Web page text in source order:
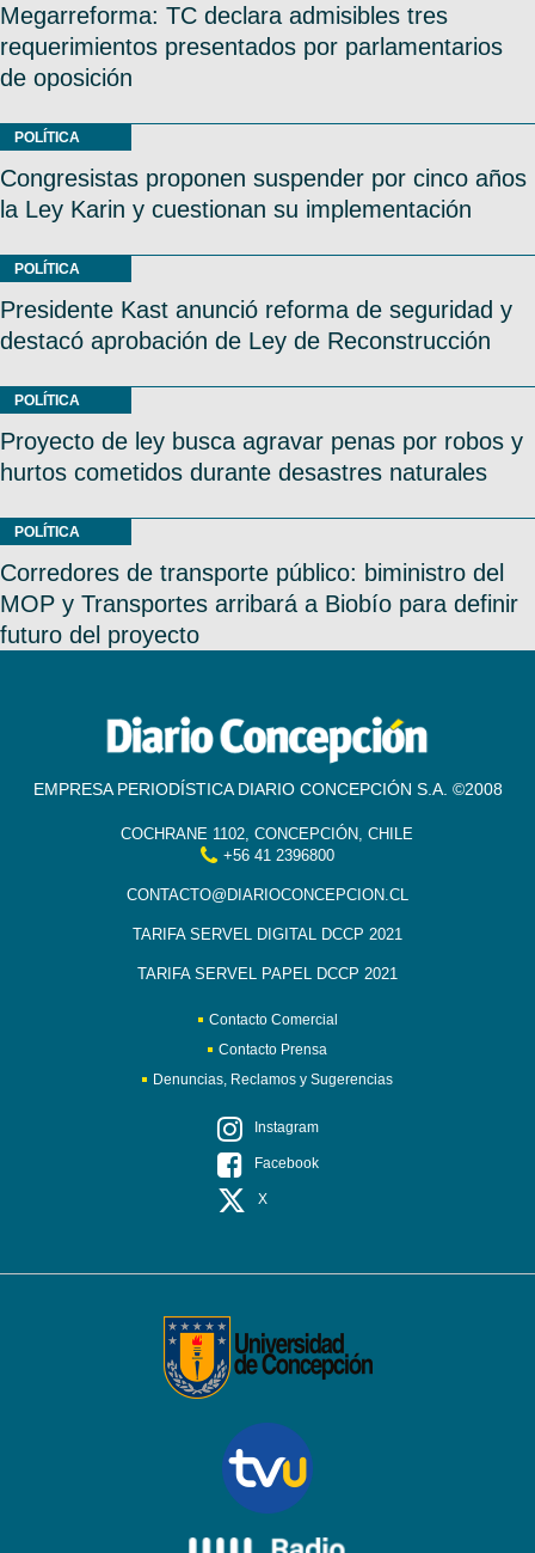
Megarreforma: TC declara admisibles tres
requerimientos presentados por parlamentarios
de oposición
POLÍTICA
Congresistas proponen suspender por cinco años
la Ley Karin y cuestionan su implementación
POLÍTICA
Presidente Kast anunció reforma de seguridad y
destacó aprobación de Ley de Reconstrucción
POLÍTICA
Proyecto de ley busca agravar penas por robos y
hurtos cometidos durante desastres naturales
POLÍTICA
Corredores de transporte público: biministro del
MOP y Transportes arribará a Biobío para definir
futuro del proyecto
EMPRESA PERIODÍSTICA DIARIO CONCEPCIÓN S.A. ©2008
COCHRANE 1102, CONCEPCIÓN, CHILE
+56 41 2396800
CONTACTO@DIARIOCONCEPCION.CL
TARIFA SERVEL DIGITAL DCCP 2021
TARIFA SERVEL PAPEL DCCP 2021
Contacto Comercial
Contacto Prensa
Denuncias, Reclamos y Sugerencias
Instagram
Facebook
X